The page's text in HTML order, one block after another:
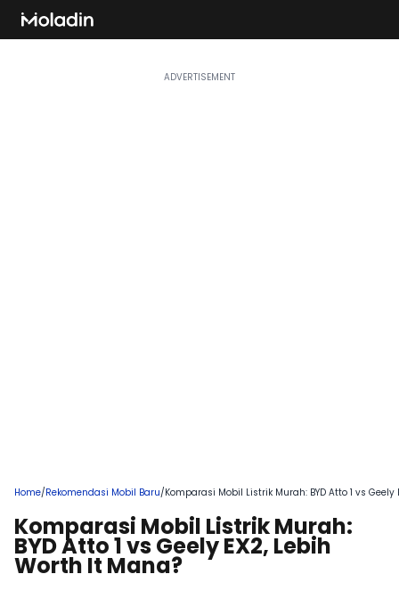
Home/Rekomendasi Mobil Baru/Komparasi Mobil Listrik Murah: BYD Atto 1 vs Geely
Komparasi Mobil Listrik Murah:
BYD Atto 1 vs Geely EX2, Lebih
Worth It Mana?